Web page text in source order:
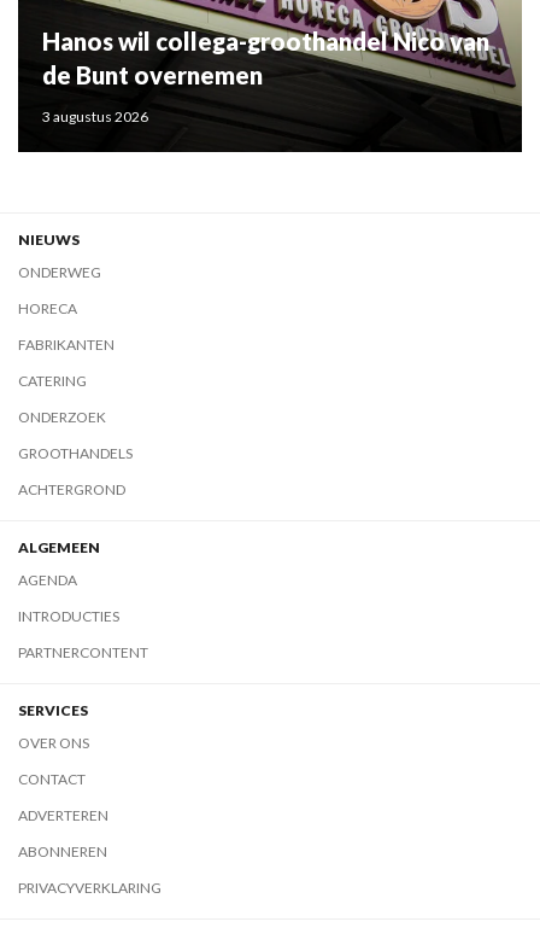
Hanos wil collega-groothandel Nico van
de Bunt overnemen
3 augustus 2026
NIEUWS
ONDERWEG
HORECA
FABRIKANTEN
CATERING
ONDERZOEK
GROOTHANDELS
ACHTERGROND
ALGEMEEN
AGENDA
INTRODUCTIES
PARTNERCONTENT
SERVICES
OVER ONS
CONTACT
ADVERTEREN
ABONNEREN
PRIVACYVERKLARING